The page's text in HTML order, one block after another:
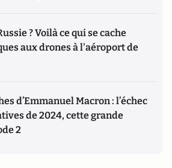
? Voilà ce qui se cache
aux drones à l'aéroport de
d’Emmanuel Macron : l’échec
de 2024, cette grande
2